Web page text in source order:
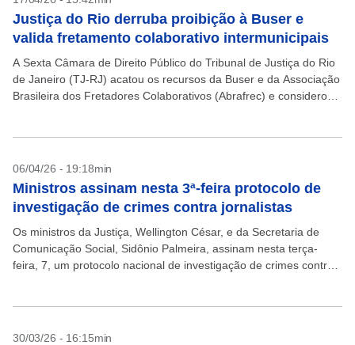
Justiça do Rio derruba proibição à Buser e
valida fretamento colaborativo intermunicipais
A Sexta Câmara de Direito Público do Tribunal de Justiça do Rio
de Janeiro (TJ-RJ) acatou os recursos da Buser e da Associação
Brasileira dos Fretadores Colaborativos (Abrafrec) e considerou
06/04/26 - 19:18min
Ministros assinam nesta 3ª-feira protocolo de
investigação de crimes contra jornalistas
Os ministros da Justiça, Wellington César, e da Secretaria de
Comunicação Social, Sidônio Palmeira, assinam nesta terça-
feira, 7, um protocolo nacional de investigação de crimes contra
30/03/26 - 16:15min